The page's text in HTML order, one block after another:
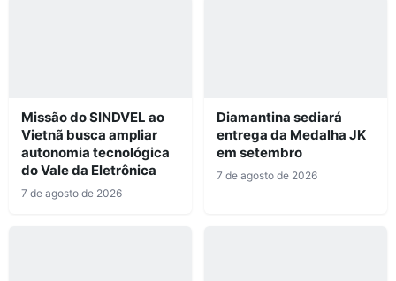
Missão do SINDVEL ao
Vietnã busca ampliar
autonomia tecnológica
do Vale da Eletrônica
7 de agosto de 2026
Diamantina sediará
entrega da Medalha JK
em setembro
7 de agosto de 2026